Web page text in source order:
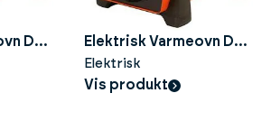
DE
Elektrisk Varmeovn DE
20
Elektrisk
Vis produkt